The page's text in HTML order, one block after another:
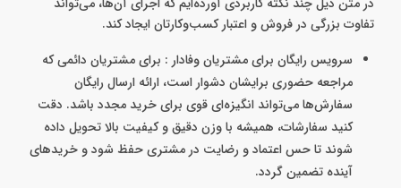
تفاوت بزرگی در فروش و اعتبار کسب‌وکارتان ایجاد کند.
سرویس رایگان برای مشتریان وفادار : برای مشتریان دائمی که
مراجعه حضوری برایشان دشوار است، ارائه ارسال رایگان
سفارش‌ها می‌تواند انگیزه‌ای قوی برای خرید مجدد باشد. دقت
کنید سفارشات، همیشه با وزن دقیق و کیفیت بالا تحویل داده
شوند تا حس اعتماد و رضایت در مشتری حفظ شود و خریدهای
آینده تضمین گردد.